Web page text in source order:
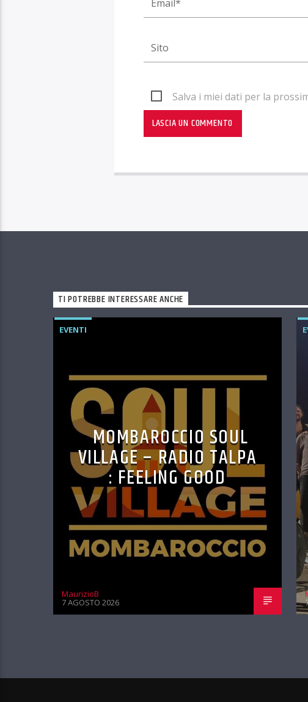
Salva i miei dati per la
TI POTREBBE INTERESSARE ANCHE
EVENTI
MOMBAROCCIO SOUL
VILLAGE – RADIO TALPA
: FEELING GOOD
MaurizioB
7 AGOSTO 2026